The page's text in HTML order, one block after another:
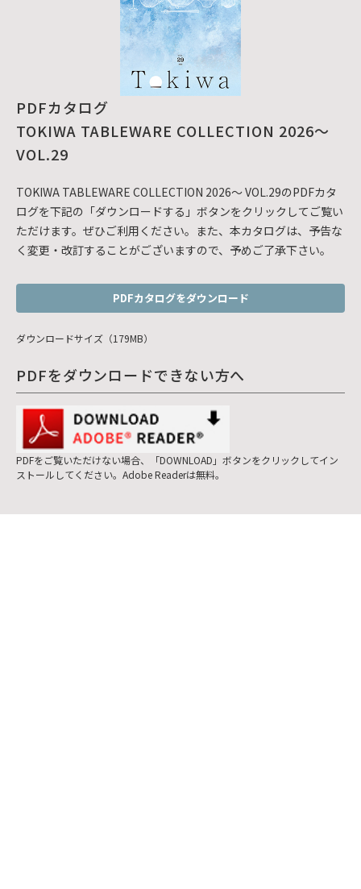
PDFカタログ
TOKIWA TABLEWARE COLLECTION 2026～
VOL.29
TOKIWA TABLEWARE COLLECTION 2026～ VOL.29のPDFカタ
ログを下記の「ダウンロードする」ボタンをクリックしてご覧い
ただけます。ぜひご利用ください。また、本カタログは、予告な
く変更・改訂することがございますので、予めご了承下さい。
PDFカタログをダウンロード
ダウンロードサイズ（179MB）
PDFをダウンロードできない方へ
PDFをご覧いただけない場合、「DOWNLOAD」ボタンをクリックしてイン
ストールしてください。Adobe Readerは無料。